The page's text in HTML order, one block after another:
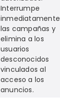
Interrumpe
inmediatamente
las campañas y
elimina a los
usuarios
desconocidos
vinculados al
acceso a los
anuncios.